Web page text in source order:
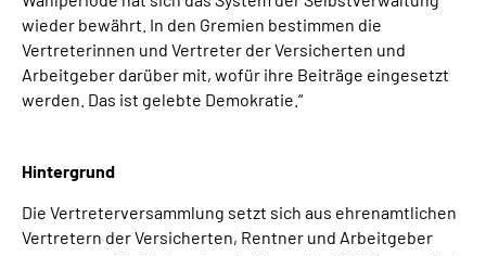
wieder bewährt. In den Gremien bestimmen die
Vertreterinnen und Vertreter der Versicherten und
Arbeitgeber darüber mit, wofür ihre Beiträge eingesetzt
werden. Das ist gelebte Demokratie.“
Hintergrund
Die Vertreterversammlung setzt sich aus ehrenamtlichen
Vertretern der Versicherten, Rentner und Arbeitgeber